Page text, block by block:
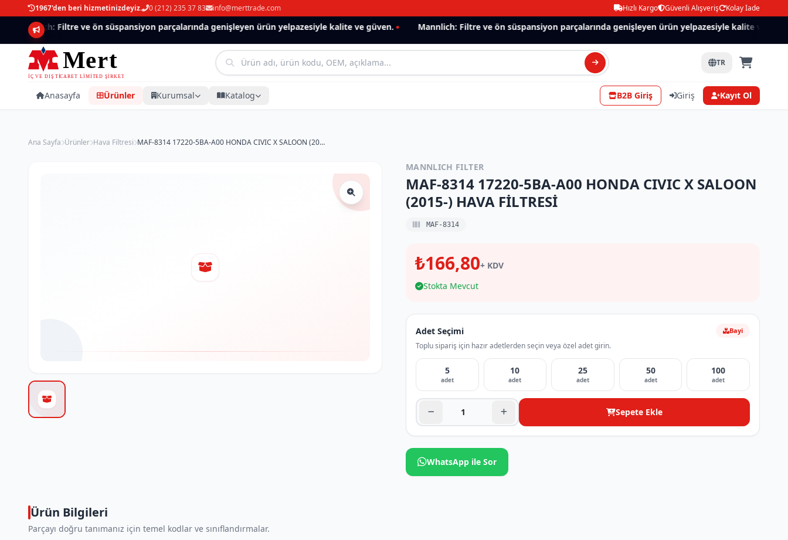
1967'den beri hizmetinizdeyiz. 0 (212) 235 37 83 info@merttrade.com Hızlı Kargo Güvenli Alışveriş Kolay İade
Mannlich: Filtre ve ön süspansiyon parçalarında genişleyen ürün yelpazesiyle kalite ve güven. Mannlich: Filtre ve ön süspansiyon parçalarında genişleyen ürün yelpazesiyle kalite ve güven.
TR
Anasayfa Ürünler Kurumsal Katalog B2B Giriş Giriş Kayıt Ol
Ana Sayfa Ürünler Hava Filtresi MAF-8314 17220-5BA-A00 HONDA CIVIC X SALOON (2015-) HAVA FİLTRESİ
MANNLICH FILTER
MAF-8314 17220-5BA-A00 HONDA CIVIC X SALOON
(2015-) HAVA FİLTRESİ
MAF-8314
₺166,80+ KDV
Stokta Mevcut
Adet Seçimi
Toplu sipariş için hazır adetlerden seçin veya özel adet girin.
Bayi
5
adet
10
adet
25
adet
50
adet
100
adet
Sepete Ekle
WhatsApp ile Sor
Ürün Bilgileri
Parçayı doğru tanımanız için temel kodlar ve sınıflandırmalar.